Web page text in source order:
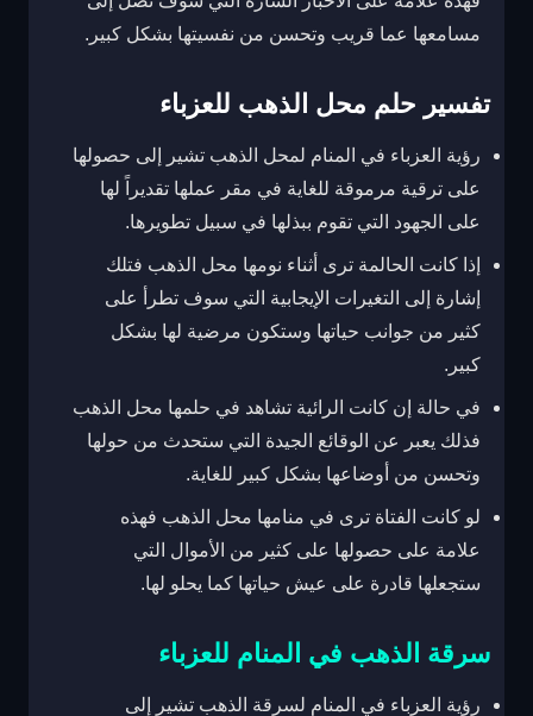
مسامعها عما قريب وتحسن من نفسيتها بشكل كبير.
تفسير حلم محل الذهب للعزباء
رؤية العزباء في المنام لمحل الذهب تشير إلى حصولها
على ترقية مرموقة للغاية في مقر عملها تقديراً لها
على الجهود التي تقوم ببذلها في سبيل تطويرها.
إذا كانت الحالمة ترى أثناء نومها محل الذهب فتلك
إشارة إلى التغيرات الإيجابية التي سوف تطرأ على
كثير من جوانب حياتها وستكون مرضية لها بشكل
كبير.
في حالة إن كانت الرائية تشاهد في حلمها محل الذهب
فذلك يعبر عن الوقائع الجيدة التي ستحدث من حولها
وتحسن من أوضاعها بشكل كبير للغاية.
لو كانت الفتاة ترى في منامها محل الذهب فهذه
علامة على حصولها على كثير من الأموال التي
ستجعلها قادرة على عيش حياتها كما يحلو لها.
سرقة الذهب في المنام للعزباء
رؤية العزباء في المنام لسرقة الذهب تشير إلى